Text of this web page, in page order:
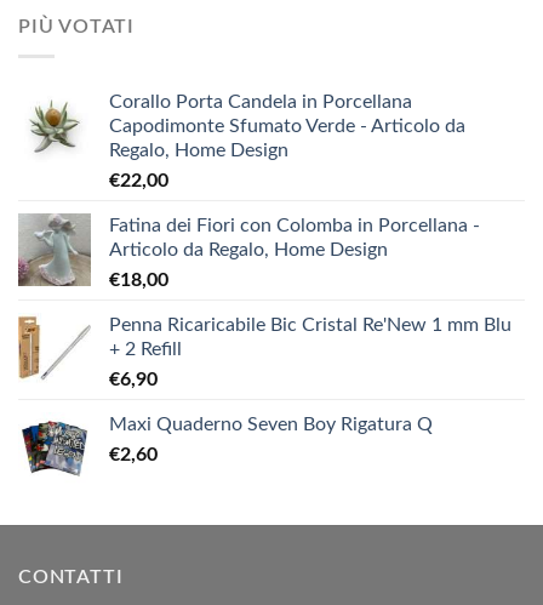
PIÙ VOTATI
Corallo Porta Candela in Porcellana
Capodimonte Sfumato Verde - Articolo da
Regalo, Home Design
€22,00
Fatina dei Fiori con Colomba in Porcellana -
Articolo da Regalo, Home Design
€18,00
Penna Ricaricabile Bic Cristal Re'New 1 mm Blu
+ 2 Refill
€6,90
Maxi Quaderno Seven Boy Rigatura Q
€2,60
CONTATTI